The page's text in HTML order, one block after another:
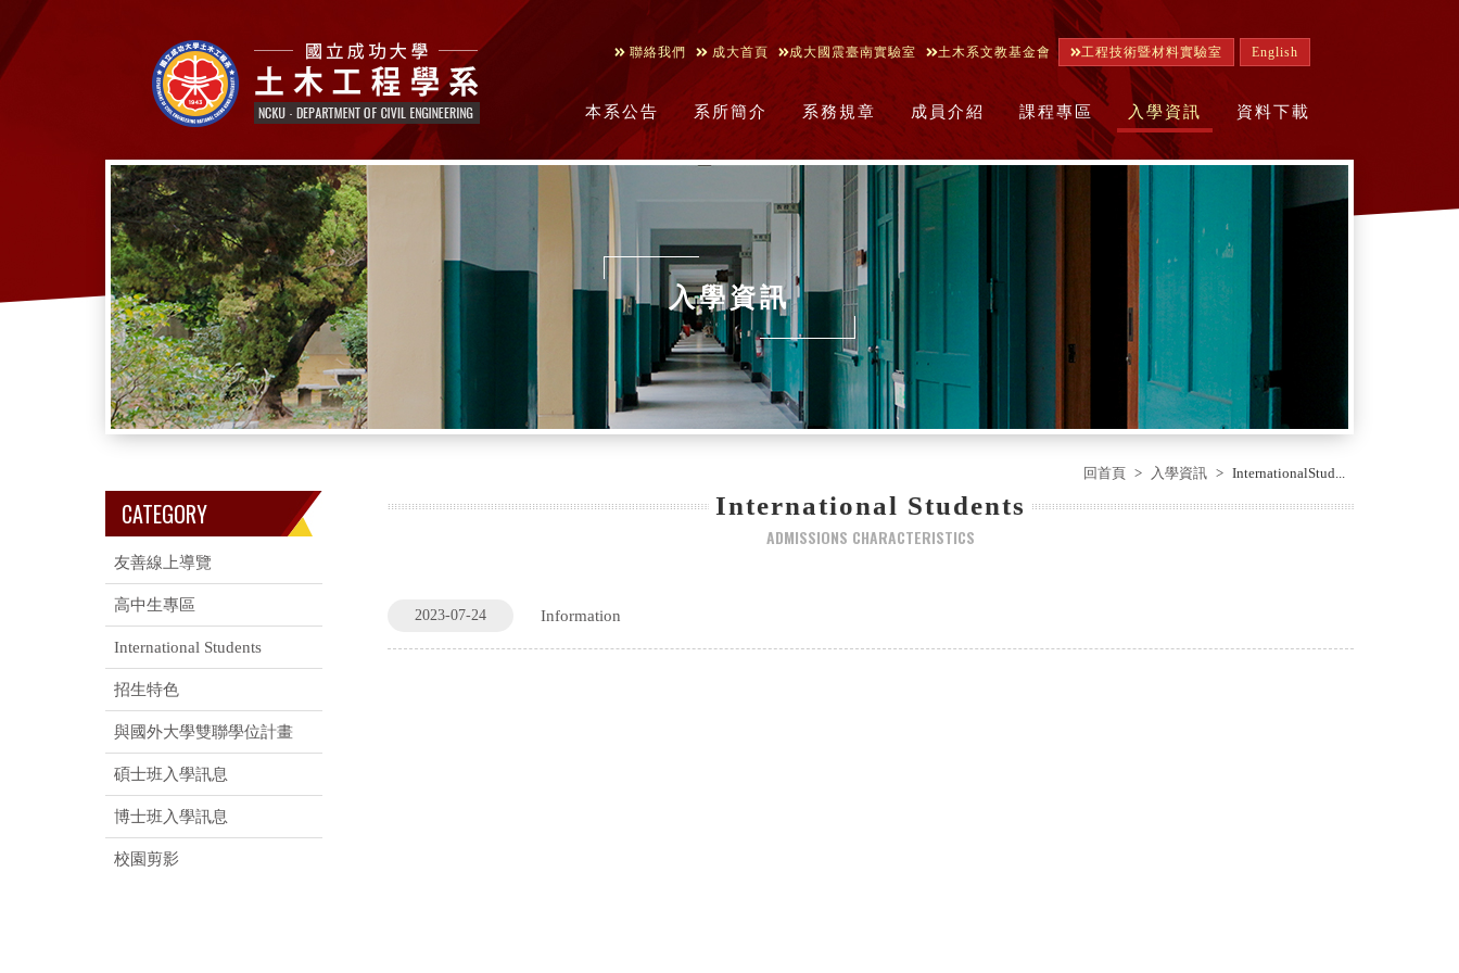
聯絡我們 成大首頁 成大國震臺南實驗室 土木系文教基金會 工程技術暨材料實驗室 English
本系公告 系所簡介 系務規章 成員介紹 課程專區 入學資訊 資料下載
入學資訊
回首頁 入學資訊 InternationalStud...
CATEGORY
友善線上導覽
高中生專區
International Students
招生特色
與國外大學雙聯學位計畫
碩士班入學訊息
博士班入學訊息
校園剪影
International Students
ADMISSIONS CHARACTERISTICS
2023-07-24 Information